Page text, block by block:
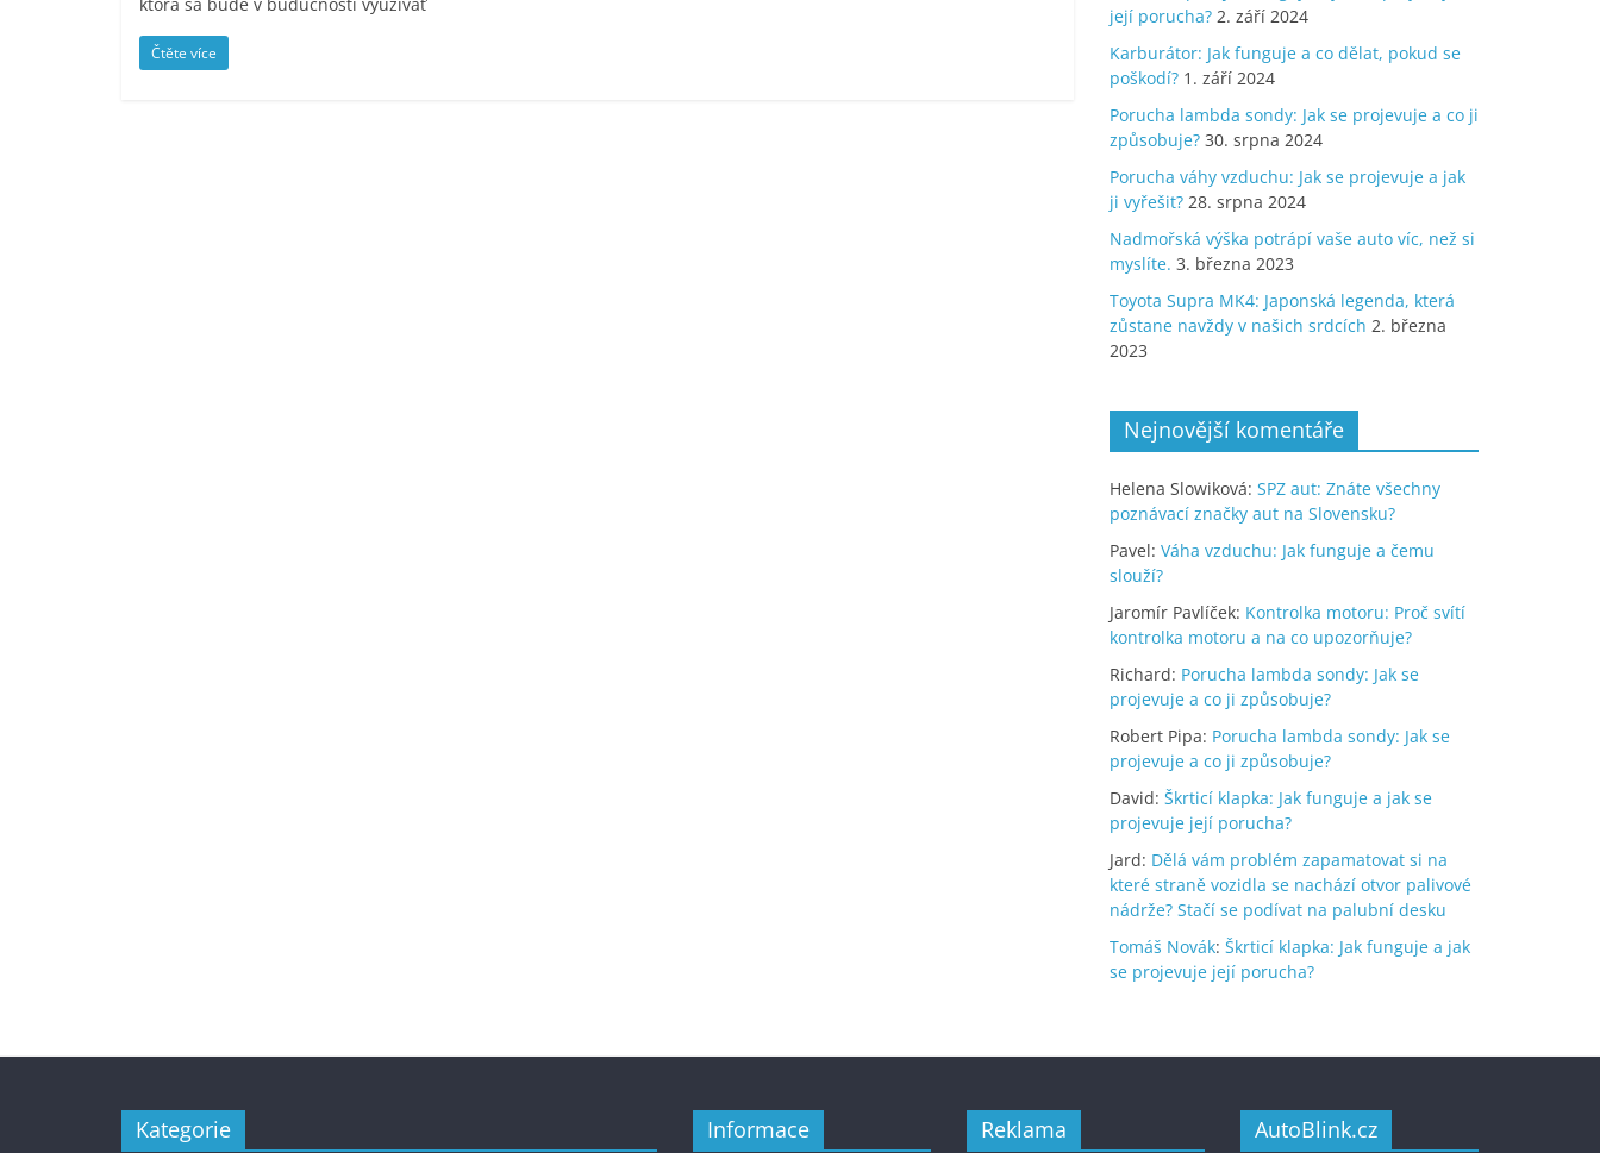
Čtěte více
její porucha? 2. září 2024
Karburátor: Jak funguje a co dělat, pokud se
poškodí? 1. září 2024
Porucha lambda sondy: Jak se projevuje a co ji
způsobuje? 30. srpna 2024
Porucha váhy vzduchu: Jak se projevuje a jak
ji vyřešit? 28. srpna 2024
Nadmořská výška potrápí vaše auto víc, než si
myslíte. 3. března 2023
Toyota Supra MK4: Japonská legenda, která
zůstane navždy v našich srdcích 2. března
2023
Nejnovější komentáře
Helena Slowiková: SPZ aut: Znáte všechny
poznávací značky aut na Slovensku?
Pavel: Váha vzduchu: Jak funguje a čemu
slouží?
Jaromír Pavlíček: Kontrolka motoru: Proč svítí
kontrolka motoru a na co upozorňuje?
Richard: Porucha lambda sondy: Jak se
projevuje a co ji způsobuje?
Robert Pipa: Porucha lambda sondy: Jak se
projevuje a co ji způsobuje?
David: Škrticí klapka: Jak funguje a jak se
projevuje její porucha?
Jard: Dělá vám problém zapamatovat si na
které straně vozidla se nachází otvor palivové
nádrže? Stačí se podívat na palubní desku
Tomáš Novák: Škrticí klapka: Jak funguje a jak
se projevuje její porucha?
Kategorie Informace Reklama AutoBlink.cz